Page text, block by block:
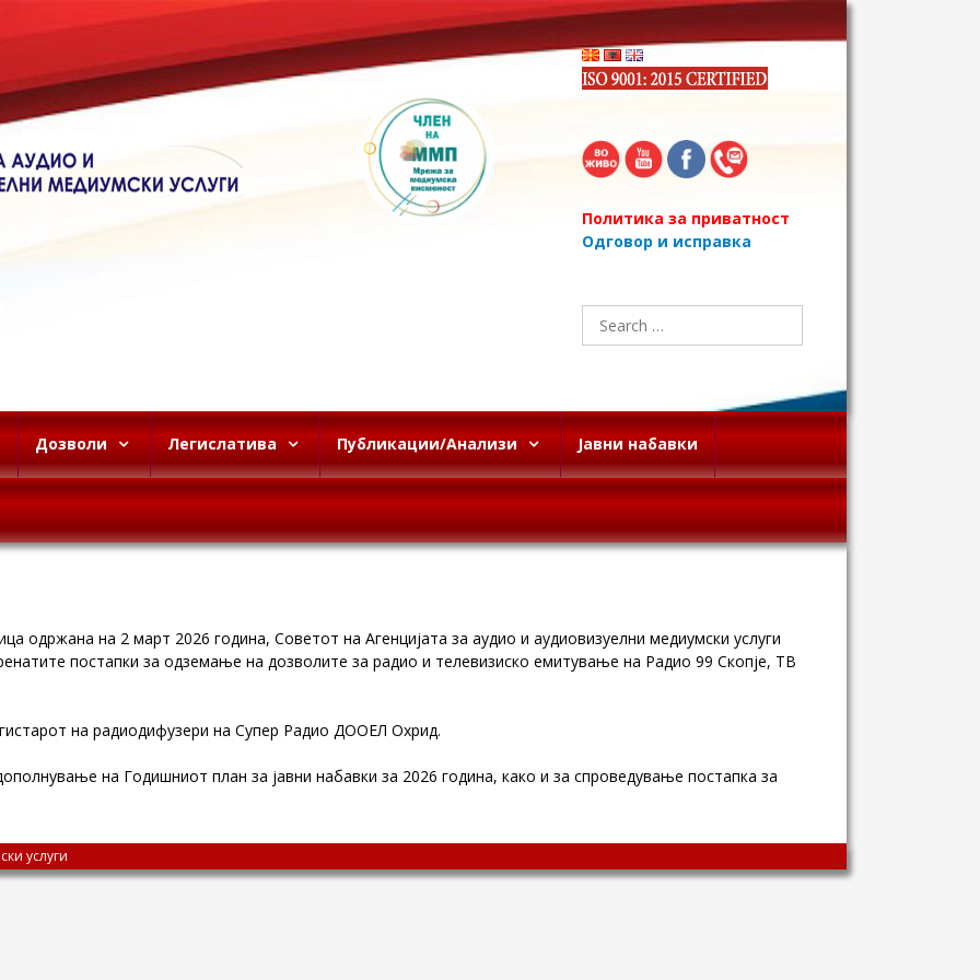
Политика за приватност
Одговор и исправка
Search
for:
Дозволи Легислатива Публикации/Анализи Јавни набавки
одржана на 2 март 2026 година, Советот на Агенцијата за аудио и аудиовизуелни медиумски услуги
постапки за одземање на дозволите за радио и телевизиско емитување на Радио 99 Скопје, ТВ
на радиодифузери на Супер Радио ДООЕЛ Охрид.
на Годишниот план за јавни набавки за 2026 година, како и за спроведување постапка за
provides
услуги